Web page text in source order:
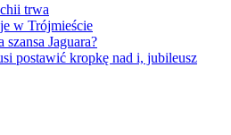
trwa
w Trójmieście
Jaguara?
postawić kropkę nad i, jubileusz